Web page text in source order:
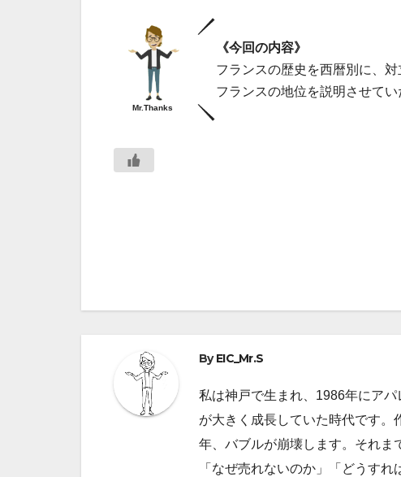
Mr.Thanks
《今回の内容》
フランスの歴史を西暦別に、
フランスの地位を説明させてい
ナ
ゲ
ー
ByEIC_Mr.S
私は神戸で生まれ、1986年にア
が大きく成長していた時代です。
年、バブルが崩壊します。それま
「なぜ売れないのか」「どうす